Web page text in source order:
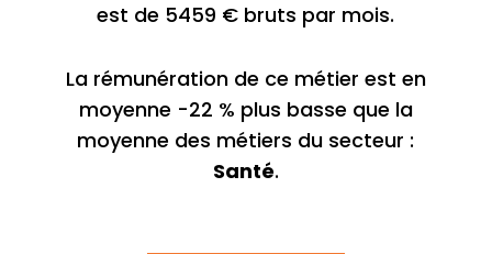
est de 5459 € bruts par mois.
La rémunération de ce métier est en
moyenne -22 % plus basse que la
moyenne des métiers du secteur :
Santé.